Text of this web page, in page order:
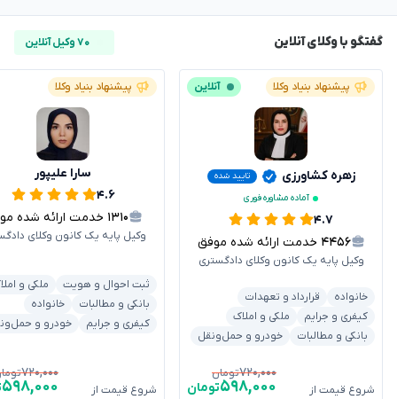
گفتگو با وکلای آنلاین ۷۰ وکیل آنلاین
پیشنهاد بنیاد وکلا آنلاین
زهره کشاورزی
تایید شده
آماده مشاوره فوری
۴.۷
۴۴۵۶ خدمت ارائه شده موفق
وکیل پایه یک کانون وکلای دادگستری
خانواده
قرارداد و تعهدات
کیفری و جرایم
ملکی و املاک
بانکی و مطالبات
خودرو و حمل‌ونقل
شروع قیمت از
۷۲۰,۰۰۰تومان
۵۹۸,۰۰۰تومان
پیشنهاد بنیاد وکلا
سارا علیپور
۴.۶
۱۳۱۰ خدمت ارائه شده موفق
وکیل پایه یک کانون وکلای
ثبت احوال و هویت
ملکی و
بانکی و مطالبات
خانواده
کیفری و جرایم
خودرو و
شروع قیمت از
۷۲۰,۰۰۰
۵۹۸,۰۰۰